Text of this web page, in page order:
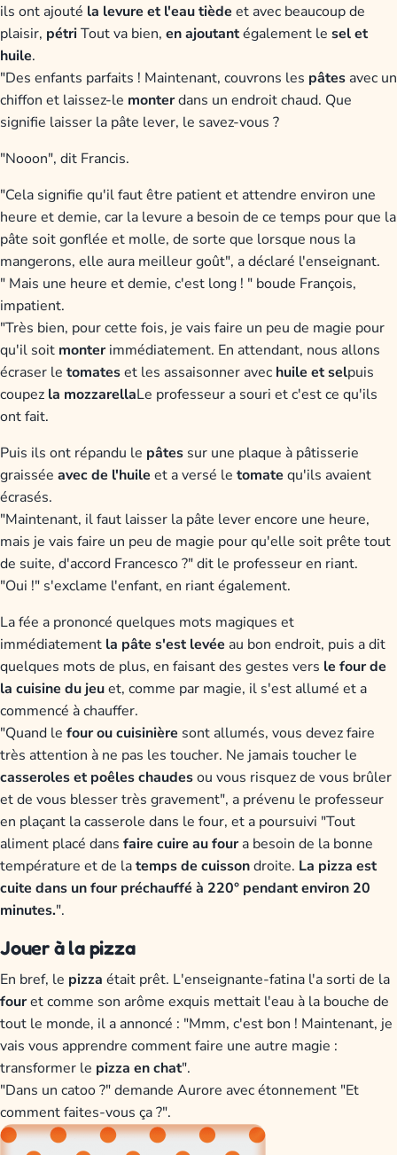
ils ont ajouté la levure et l'eau tiède et avec beaucoup de
plaisir, pétriTout va bien, en ajoutantégalement le sel et
huile.
"Des enfants parfaits ! Maintenant, couvrons les pâtes avec un
chiffon et laissez-le monterdans un endroit chaud. Que
signifie laisser la pâte lever, le savez-vous ?
"Nooon", dit Francis.
"Cela signifie qu'il faut être patient et attendre environ une
heure et demie, car la levure a besoin de ce temps pour que la
pâte soit gonflée et molle, de sorte que lorsque nous la
mangerons, elle aura meilleur goût", a déclaré l'enseignant.
" Mais une heure et demie, c'est long ! " boude François,
impatient.
"Très bien, pour cette fois, je vais faire un peu de magie pour
qu'il soit monterimmédiatement. En attendant, nous allons
écraser le tomateset les assaisonner avec huile et selpuis
coupez la mozzarellaLe professeur a souri et c'est ce qu'ils
ont fait.
Puis ils ont répandu le pâtes sur une plaque à pâtisserie
graissée avec de l'huile et a versé le tomate qu'ils avaient
écrasés.
"Maintenant, il faut laisser la pâte lever encore une heure,
mais je vais faire un peu de magie pour qu'elle soit prête tout
de suite, d'accord Francesco ?" dit le professeur en riant.
"Oui !" s'exclame l'enfant, en riant également.
La fée a prononcé quelques mots magiques et
immédiatement la pâte s'est levée au bon endroit, puis a dit
quelques mots de plus, en faisant des gestes vers le four de
la cuisine du jeuet, comme par magie, il s'est allumé et a
commencé à chauffer.
"Quand le four ou cuisinière sont allumés, vous devez faire
très attention à ne pas les toucher. Ne jamais toucher le
casseroles et poêles chaudesou vous risquez de vous brûler
et de vous blesser très gravement", a prévenu le professeur
en plaçant la casserole dans le four, et a poursuivi "Tout
aliment placé dans faire cuire au foura besoin de la bonne
température et de latemps de cuissondroite. La pizza est
cuite dans un four préchauffé à 220° pendant environ 20
minutes.".
Jouer à la pizza
En bref, le pizza était prêt. L'enseignante-fatina l'a sorti de la
fouret comme son arôme exquis mettait l'eau à la bouche de
tout le monde, il a annoncé : "Mmm, c'est bon ! Maintenant, je
vais vous apprendre comment faire une autre magie :
transformer le pizza en chat".
"Dans un catoo ?" demande Aurore avec étonnement "Et
comment faites-vous ça ?".